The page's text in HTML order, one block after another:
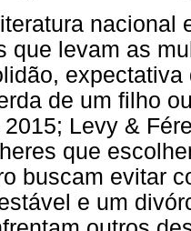
nacional
que levam as
de um filho
Levy &
que
buscam evitar
e um